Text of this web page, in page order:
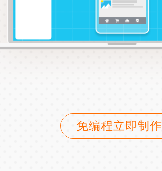
免编程立即制作